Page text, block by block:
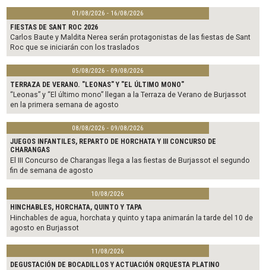
01/08/2026 - 16/08/2026
FIESTAS DE SANT ROC 2026
Carlos Baute y Maldita Nerea serán protagonistas de las fiestas de Sant
Roc que se iniciarán con los traslados
05/08/2026 - 09/08/2026
TERRAZA DE VERANO. "LEONAS" Y "EL ÚLTIMO MONO"
“Leonas” y “El último mono” llegan a la Terraza de Verano de Burjassot
en la primera semana de agosto
08/08/2026 - 09/08/2026
JUEGOS INFANTILES, REPARTO DE HORCHATA Y III CONCURSO DE
CHARANGAS
El III Concurso de Charangas llega a las fiestas de Burjassot el segundo
fin de semana de agosto
10/08/2026
HINCHABLES, HORCHATA, QUINTO Y TAPA
Hinchables de agua, horchata y quinto y tapa animarán la tarde del 10 de
agosto en Burjassot
11/08/2026
DEGUSTACIÓN DE BOCADILLOS Y ACTUACIÓN ORQUESTA PLATINO